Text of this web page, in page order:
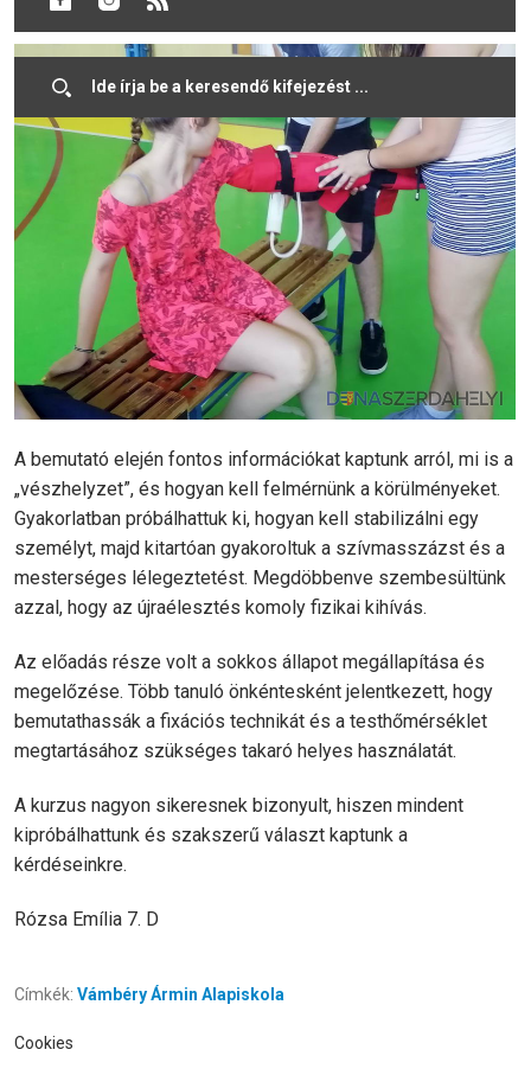
A bemutató elején fontos információkat kaptunk arról, mi is a
„vészhelyzet”, és hogyan kell felmérnünk a körülményeket.
Gyakorlatban próbálhattuk ki, hogyan kell stabilizálni egy
személyt, majd kitartóan gyakoroltuk a szívmasszázst és a
mesterséges lélegeztetést. Megdöbbenve szembesültünk
azzal, hogy az újraélesztés komoly fizikai kihívás.
Az előadás része volt a sokkos állapot megállapítása és
megelőzése. Több tanuló önkéntesként jelentkezett, hogy
bemutathassák a fixációs technikát és a testhőmérséklet
megtartásához szükséges takaró helyes használatát.
A kurzus nagyon sikeresnek bizonyult, hiszen mindent
kipróbálhattunk és szakszerű választ kaptunk a
kérdéseinkre.
Rózsa Emília 7. D
Címkék: Vámbéry Ármin Alapiskola
Cookies